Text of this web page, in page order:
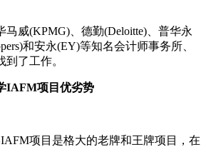
威(KPMG)、德勤(Deloitte)、普华永
和安永(EY)等知名会计师事务所、
了工作。
项目优劣势
项目是格大的老牌和王牌项目，在